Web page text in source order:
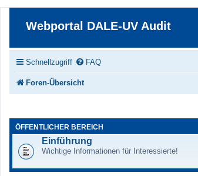
Webportal DALE-UV Audit
Schnellzugriff FAQ
Foren-Übersicht
ÖFFENTLICHER BEREICH
Einführung
Wichtige Informationen für Interessierte!